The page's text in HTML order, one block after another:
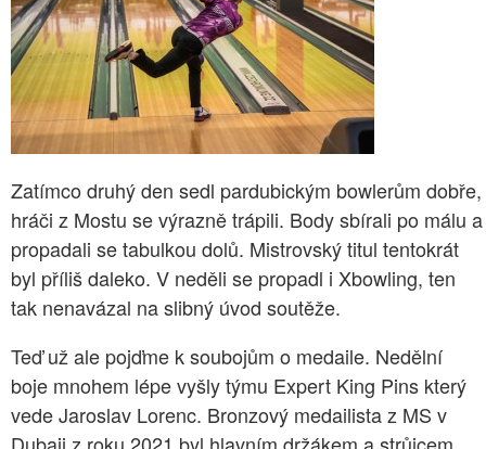
Zatímco druhý den sedl pardubickým bowlerům dobře,
hráči z Mostu se výrazně trápili. Body sbírali po málu a
propadali se tabulkou dolů. Mistrovský titul tentokrát
byl příliš daleko. V neděli se propadl i Xbowling, ten
tak nenavázal na slibný úvod soutěže.
Teď už ale pojďme k soubojům o medaile. Nedělní
boje mnohem lépe vyšly týmu Expert King Pins který
vede Jaroslav Lorenc. Bronzový medailista z MS v